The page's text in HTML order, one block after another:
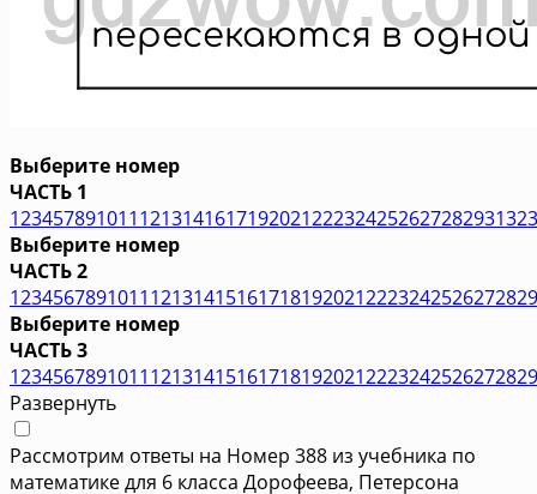
Выберите номер
ЧАСТЬ 1
123457891011121314161719202122232425262728293132
Выберите номер
ЧАСТЬ 2
1234567891011121314151617181920212223242526272829
Выберите номер
ЧАСТЬ 3
1234567891011121314151617181920212223242526272829
Развернуть
Рассмотрим ответы на Номер 388 из учебника по
математике для 6 класса Дорофеева, Петерсона